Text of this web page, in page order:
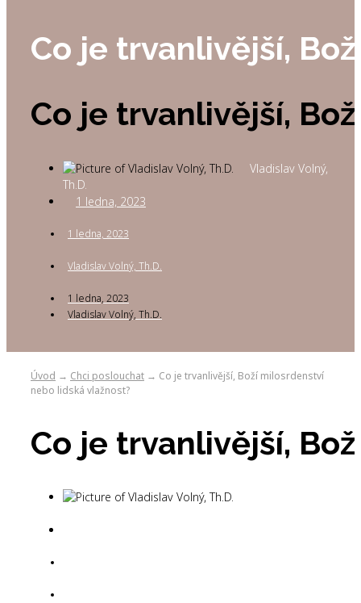
Co je trvanlivější,
Co je trvanlivější,
Vladislav Volný,
Th.D.
1 ledna, 2023
1 ledna, 2023
Vladislav Volný, Th.D.
1 ledna, 2023
Vladislav Volný, Th.D.
Úvod → Chci poslouchat → Co je trvanlivější, Boží milosrdenství
nebo lidská vlažnost?
Co je trvanlivější,